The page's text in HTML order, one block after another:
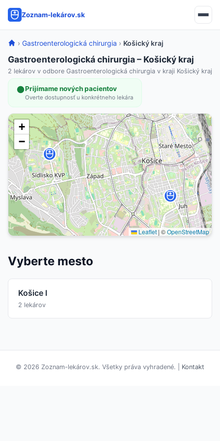
Zoznam-lekárov.sk
› Gastroenterologická chirurgia › Košický kraj
Gastroenterologická chirurgia – Košický kraj
2 lekárov v odbore Gastroenterologická chirurgia v kraji Košický kraj
Prijímame nových pacientov
Overte dostupnosť u konkrétneho lekára
+
−
Leaflet | ©OpenStreetMap
Vyberte mesto
Košice I
2 lekárov
© 2026 Zoznam-lekárov.sk. Všetky práva vyhradené. | Kontakt